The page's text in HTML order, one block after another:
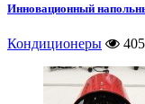
Инновационный
Кондиционеры